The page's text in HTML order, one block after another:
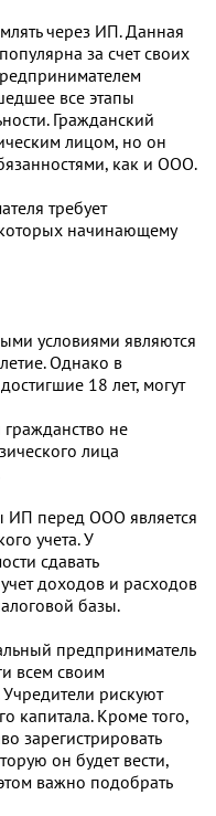
через ИП. Данная
за счет своих
все этапы
Гражданский
лицом, но он
как и ООО.
требует
начинающему
условиями являются
Однако в
18 лет, могут
не
лица
перед ООО является
учета. У
сдавать
доходов и расходов
базы.
предприниматель
всем своим
рискуют
капитала. Кроме того,
зарегистрировать
он будет вести,
важно подобрать